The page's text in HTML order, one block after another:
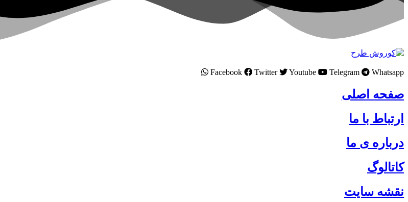
Facebook Twitter Youtube Telegram Whatsapp
صفحه اصلی
ارتباط با ما
درباره ی ما
کاتالوگ
نقشه سایت